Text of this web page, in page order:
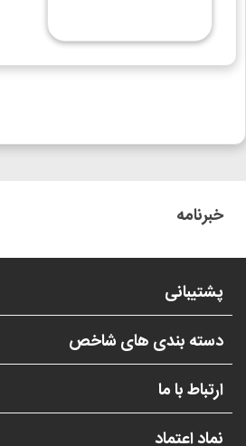
خبرنامه
پشتیبانی
دسته بندی های شاخص
ارتباط با ما
نماد اعتماد